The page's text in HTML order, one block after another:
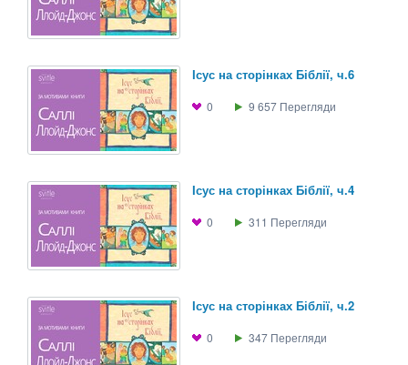
Ісус на сторінках Біблії, ч.6
0 9 657 Перегляди
Ісус на сторінках Біблії, ч.4
0 311 Перегляди
Ісус на сторінках Біблії, ч.2
0 347 Перегляди